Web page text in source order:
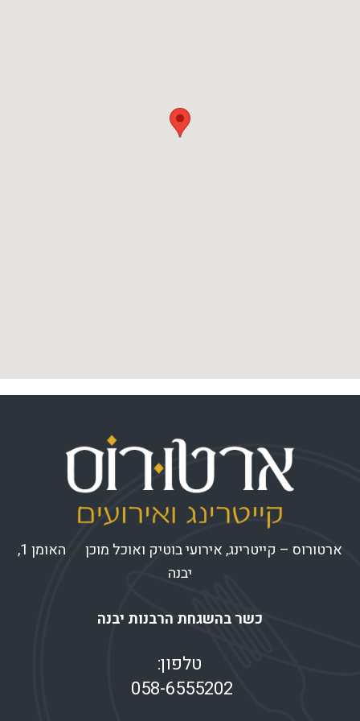
ארטורוס – קייטרינג, אירועי בוטיק ואוכל מוכן האומן 1,
יבנה
כשר בהשגחת הרבנות יבנה
טלפון:
058-6555202